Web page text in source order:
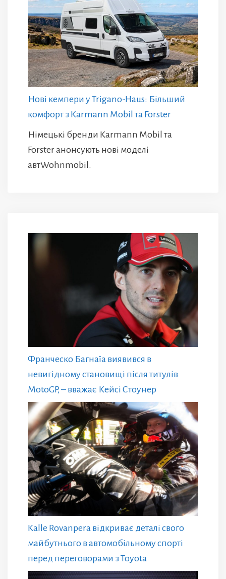
Нові кемпери у Trigano-Haus: Більший
комфорт з Karmann Mobil та Forster
Німецькі бренди Karmann Mobil та
Forster анонсують нові моделі
автWohnmobil.
Франческо Багнаїа виявився в
невигідному становищі після титулів
MotoGP, – вважає Кейсі Стоунер
Kalle Rovanpera відкриває деталі свого
майбутнього в автомобільному спорті
перед переговорами з Toyota